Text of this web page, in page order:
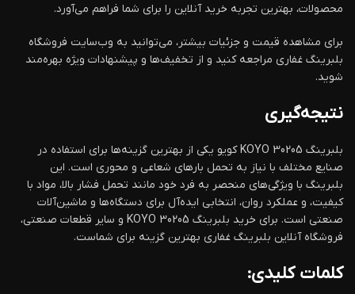
محصولات، بهترین تجربه خرید آنلاین را برای شما فراهم می‌آورد.
برای مشاهده قیمت و جزئیات بیشتر، می‌توانید به وب‌سایت فروشگاه
بلبرینگ غفاری مراجعه کنید و از تخفیف‌ها و پیشنهادات ویژه بهره‌مند
شوید.
نتیجه‌گیری
بلبرینگ KOYO 30205 کویو یکی از بهترین گزینه‌ها برای استفاده در
صنایع مختلف با نیاز به تحمل بارهای شعاعی و محوری است. این
بلبرینگ با ویژگی‌های منحصر به فرد خود مانند تحمل فشار بالا، مواد با
کیفیت، و عملکرد روان، انتخابی ایده‌آل برای دستگاه‌ها و ماشین‌آلات
صنعتی است. برای خرید بلبرینگ KOYO 30205 و سایر قطعات صنعتی،
فروشگاه آنلاین بلبرینگ غفاری بهترین گزینه برای شماست.
کلمات کلیدی: